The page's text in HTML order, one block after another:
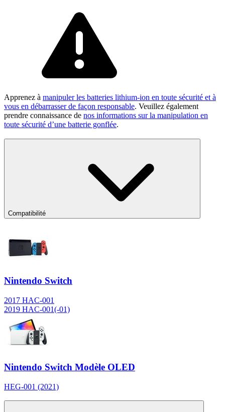
Apprenez à manipuler les batteries lithium-ion en toute sécurité et à
vous en débarrasser de façon responsable. Veuillez également
prendre connaissance de nos informations sur la manipulation en
toute sécurité d’une batterie gonflée.
Compatibilité
Nintendo Switch
2017 HAC-001
2019 HAC-001(-01)
Nintendo Switch Modèle OLED
HEG-001 (2021)